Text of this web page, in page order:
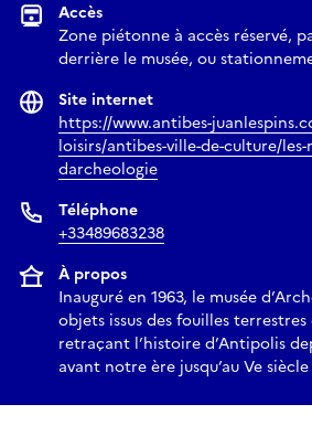
Accès
Zone piétonne à accès réservé,
derrière le musée, ou
Site internet
https://www.antibes-
loisirs/antibes-ville-de-culture/les-
darcheologie
Téléphone
+33489683238
À propos
Inauguré en 1963, le musée
objets issus des fouilles terrestres
retraçant l’histoire d’Antipolis
avant notre ère jusqu’au Ve